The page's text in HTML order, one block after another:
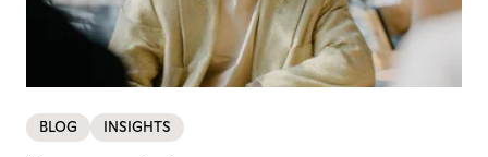
BLOG INSIGHTS